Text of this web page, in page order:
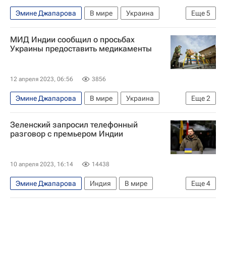
Еще5
Эмине Джапарова В мире
Украина
Молдавия
Бухарест Евросоюз
НАТО
Еврокомиссия
МИД Индии сообщил о просьбах
Украины предоставить медикаменты
12 апреля 2023, 06:56 3856
Еще2
Эмине Джапарова В мире
Украина
Индия
Нью-Дели
Зеленский запросил телефонный
разговор с премьером Индии
10 апреля 2023, 16:14 14438
Еще4
Эмине Джапарова Индия
В мире
Украина
Владимир Зеленский